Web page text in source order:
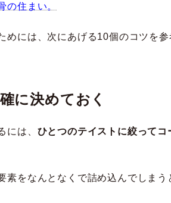
の住まい。
めには、次にあげる10個のコツを
に決めておく
には、 ひとつのテイストに絞ってコ
素をなんとなくで詰め込んでしまう